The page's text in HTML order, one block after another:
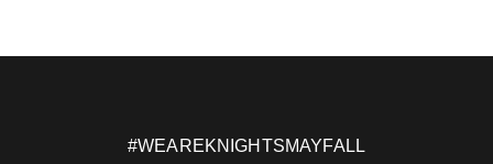
#WEAREKNIGHTSMAYFALL